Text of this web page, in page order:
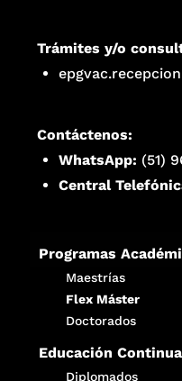
Trámites y/o
Contáctenos:
WhatsApp: (51)
Central
Programas
Maestrías
Flex Máster
Doctorados
Educación Continua
Diplomados